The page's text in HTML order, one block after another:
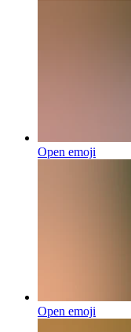
Open emoji
Open emoji